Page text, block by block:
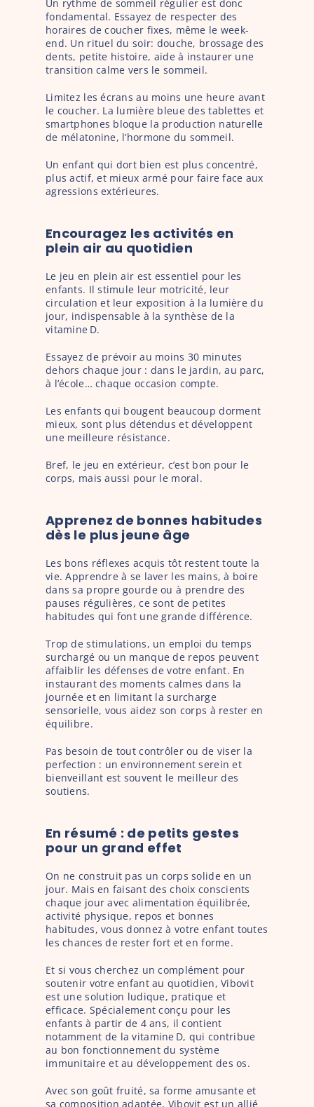
Un rythme de sommeil régulier est donc
fondamental. Essayez de respecter des
horaires de coucher fixes, même le week-
end. Un rituel du soir: douche, brossage des
dents, petite histoire, aide à instaurer une
transition calme vers le sommeil.
Limitez les écrans au moins une heure avant
le coucher. La lumière bleue des tablettes et
smartphones bloque la production naturelle
de mélatonine, l’hormone du sommeil.
Un enfant qui dort bien est plus concentré,
plus actif, et mieux armé pour faire face aux
agressions extérieures.
Encouragez les activités en
plein air au quotidien
Le jeu en plein air est essentiel pour les
enfants. Il stimule leur motricité, leur
circulation et leur exposition à la lumière du
jour, indispensable à la synthèse de la
vitamine D.
Essayez de prévoir au moins 30 minutes
dehors chaque jour : dans le jardin, au parc,
à l’école… chaque occasion compte.
Les enfants qui bougent beaucoup dorment
mieux, sont plus détendus et développent
une meilleure résistance.
Bref, le jeu en extérieur, c’est bon pour le
corps, mais aussi pour le moral.
Apprenez de bonnes habitudes
dès le plus jeune âge
Les bons réflexes acquis tôt restent toute la
vie. Apprendre à se laver les mains, à boire
dans sa propre gourde ou à prendre des
pauses régulières, ce sont de petites
habitudes qui font une grande différence.
Trop de stimulations, un emploi du temps
surchargé ou un manque de repos peuvent
affaiblir les défenses de votre enfant. En
instaurant des moments calmes dans la
journée et en limitant la surcharge
sensorielle, vous aidez son corps à rester en
équilibre.
Pas besoin de tout contrôler ou de viser la
perfection : un environnement serein et
bienveillant est souvent le meilleur des
soutiens.
En résumé : de petits gestes
pour un grand effet
On ne construit pas un corps solide en un
jour. Mais en faisant des choix conscients
chaque jour avec alimentation équilibrée,
activité physique, repos et bonnes
habitudes, vous donnez à votre enfant toutes
les chances de rester fort et en forme.
Et si vous cherchez un complément pour
soutenir votre enfant au quotidien, Vibovit
est une solution ludique, pratique et
efficace. Spécialement conçu pour les
enfants à partir de 4 ans, il contient
notamment de la vitamine D, qui contribue
au bon fonctionnement du système
immunitaire et au développement des os.
Avec son goût fruité, sa forme amusante et
sa composition adaptée, Vibovit est un allié